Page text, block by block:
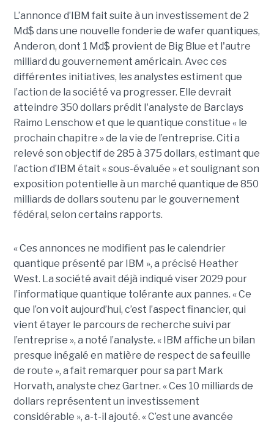
L’annonce d’IBM fait suite à un investissement de 2
Md$ dans une nouvelle fonderie de wafer quantiques,
Anderon, dont 1 Md$ provient de Big Blue et l'autre
milliard du gouvernement américain. Avec ces
différentes initiatives, les analystes estiment que
l’action de la société va progresser. Elle devrait
atteindre 350 dollars prédit l'analyste de Barclays
Raimo Lenschow et que le quantique constitue « le
prochain chapitre » de la vie de l’entreprise. Citi a
relevé son objectif de 285 à 375 dollars, estimant que
l’action d’IBM était « sous-évaluée » et soulignant son
exposition potentielle à un marché quantique de 850
milliards de dollars soutenu par le gouvernement
fédéral, selon certains rapports.
« Ces annonces ne modifient pas le calendrier
quantique présenté par IBM », a précisé Heather
West. La société avait déjà indiqué viser 2029 pour
l’informatique quantique tolérante aux pannes. « Ce
que l’on voit aujourd’hui, c’est l’aspect financier, qui
vient étayer le parcours de recherche suivi par
l’entreprise », a noté l’analyste. « IBM affiche un bilan
presque inégalé en matière de respect de sa feuille
de route », a fait remarquer pour sa part Mark
Horvath, analyste chez Gartner. « Ces 10 milliards de
dollars représentent un investissement
considérable », a-t-il ajouté. « C’est une avancée